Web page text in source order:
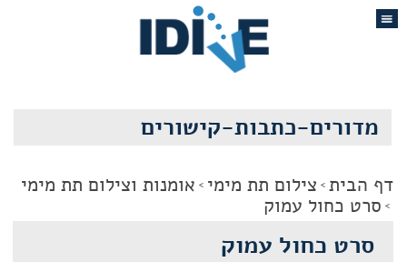
מדורים-כתבות-קישורים
דף הבית צילום תת מימי אומנות וצילום תת מימי
סרט כחול עמוק
סרט כחול עמוק